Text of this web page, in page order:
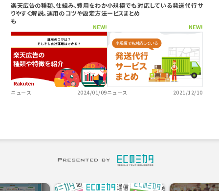
楽天広告の種類、仕組み、費用をわか
りやすく解説。運用のコツや設定方法
も
NEW!
ニュース 2024/01/09
小規模でも対応している発送代行サ
ービスまとめ
NEW!
ニュース 2021/12/10